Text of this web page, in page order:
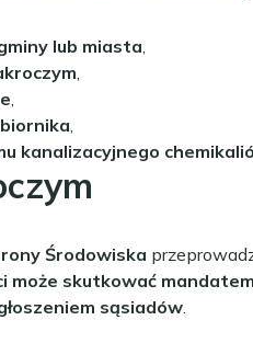
lub miasta
kanalizacyjnego
Środowiska
skutkować
sąsiadów